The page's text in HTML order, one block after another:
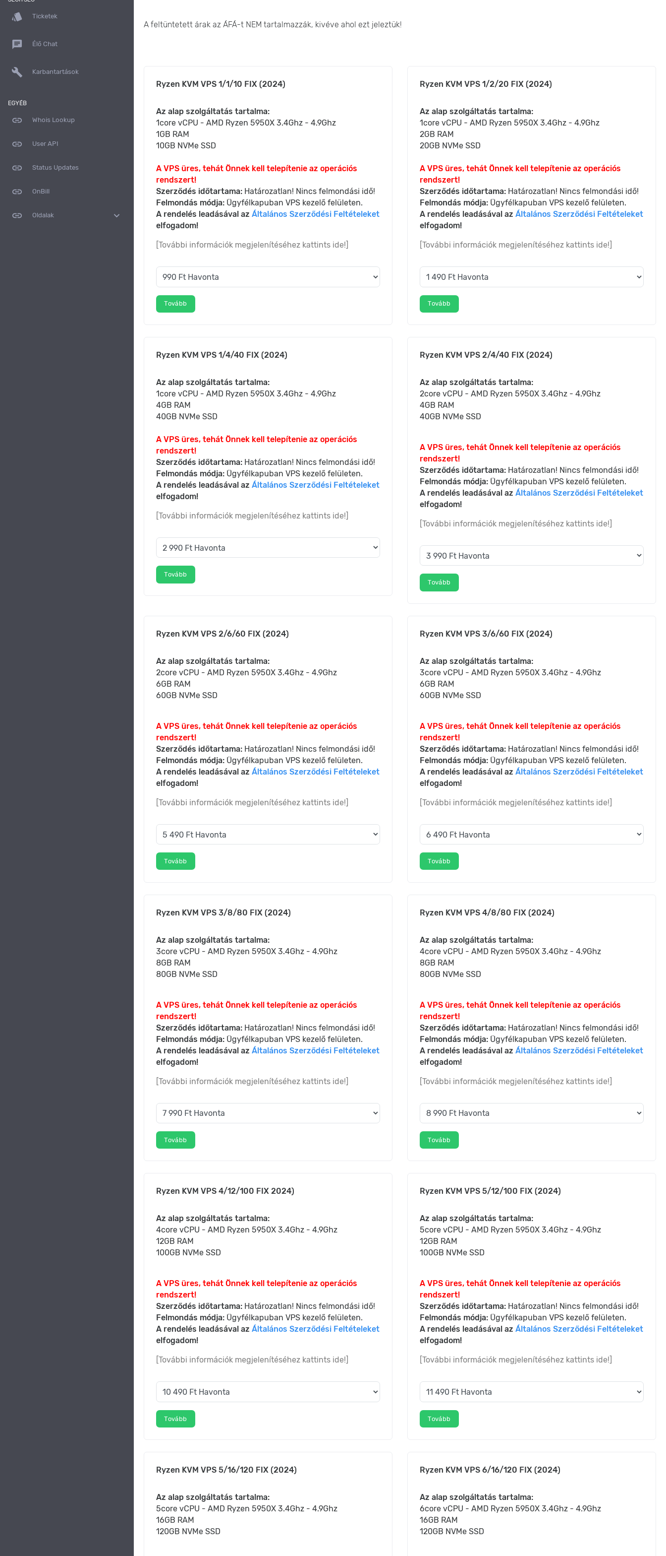
style Ticketek
chat Élő Chat
build Karbantartások
EGYÉB
link Whois Lookup
link User API
link Status Updates
link OnBill
link Oldalak expand_more
A feltüntetett árak az ÁFÁ-t NEM tartalmazzák, kivéve ahol ezt jeleztük!
Ryzen KVM VPS 1/1/10 FIX (2024)
Az alap szolgáltatás tartalma:
1core vCPU - AMD Ryzen 5950X 3.4Ghz - 4.9Ghz
1GB RAM
10GB NVMe SSD
A VPS üres, tehát Önnek kell telepítenie az operációs
rendszert!
Szerződés időtartama: Határozatlan! Nincs felmondási idő!
Felmondás módja: Ügyfélkapuban VPS kezelő felületen.
A rendelés leadásával azÁltalános Szerződési Feltételeket
elfogadom!
[További információk megjelenítéséhez kattints ide!]
Tovább
Ryzen KVM VPS 1/2/20 FIX (2024)
Az alap szolgáltatás tartalma:
1core vCPU - AMD Ryzen 5950X 3.4Ghz - 4.9Ghz
2GB RAM
20GB NVMe SSD
A VPS üres, tehát Önnek kell telepítenie az operációs
rendszert!
Szerződés időtartama: Határozatlan! Nincs felmondási idő!
Felmondás módja: Ügyfélkapuban VPS kezelő felületen.
A rendelés leadásával azÁltalános Szerződési Feltételeket
elfogadom!
[További információk megjelenítéséhez kattints ide!]
Tovább
Ryzen KVM VPS 1/4/40 FIX (2024)
Az alap szolgáltatás tartalma:
1core vCPU - AMD Ryzen 5950X 3.4Ghz - 4.9Ghz
4GB RAM
40GB NVMe SSD
A VPS üres, tehát Önnek kell telepítenie az operációs
rendszert!
Szerződés időtartama: Határozatlan! Nincs felmondási idő!
Felmondás módja: Ügyfélkapuban VPS kezelő felületen.
A rendelés leadásával azÁltalános Szerződési Feltételeket
elfogadom!
[További információk megjelenítéséhez kattints ide!]
Tovább
Ryzen KVM VPS 2/4/40 FIX (2024)
Az alap szolgáltatás tartalma:
2core vCPU - AMD Ryzen 5950X 3.4Ghz - 4.9Ghz
4GB RAM
40GB NVMe SSD
A VPS üres, tehát Önnek kell telepítenie az operációs
rendszert!
Szerződés időtartama: Határozatlan! Nincs felmondási idő!
Felmondás módja: Ügyfélkapuban VPS kezelő felületen.
A rendelés leadásával azÁltalános Szerződési Feltételeket
elfogadom!
[További információk megjelenítéséhez kattints ide!]
Tovább
Ryzen KVM VPS 2/6/60 FIX (2024)
Az alap szolgáltatás tartalma:
2core vCPU - AMD Ryzen 5950X 3.4Ghz - 4.9Ghz
6GB RAM
60GB NVMe SSD
A VPS üres, tehát Önnek kell telepítenie az operációs
rendszert!
Szerződés időtartama: Határozatlan! Nincs felmondási idő!
Felmondás módja: Ügyfélkapuban VPS kezelő felületen.
A rendelés leadásával azÁltalános Szerződési Feltételeket
elfogadom!
[További információk megjelenítéséhez kattints ide!]
Tovább
Ryzen KVM VPS 3/6/60 FIX (2024)
Az alap szolgáltatás tartalma:
3core vCPU - AMD Ryzen 5950X 3.4Ghz - 4.9Ghz
6GB RAM
60GB NVMe SSD
A VPS üres, tehát Önnek kell telepítenie az operációs
rendszert!
Szerződés időtartama: Határozatlan! Nincs felmondási idő!
Felmondás módja: Ügyfélkapuban VPS kezelő felületen.
A rendelés leadásával azÁltalános Szerződési Feltételeket
elfogadom!
[További információk megjelenítéséhez kattints ide!]
Tovább
Ryzen KVM VPS 3/8/80 FIX (2024)
Az alap szolgáltatás tartalma:
3core vCPU - AMD Ryzen 5950X 3.4Ghz - 4.9Ghz
8GB RAM
80GB NVMe SSD
A VPS üres, tehát Önnek kell telepítenie az operációs
rendszert!
Szerződés időtartama: Határozatlan! Nincs felmondási idő!
Felmondás módja: Ügyfélkapuban VPS kezelő felületen.
A rendelés leadásával azÁltalános Szerződési Feltételeket
elfogadom!
[További információk megjelenítéséhez kattints ide!]
Tovább
Ryzen KVM VPS 4/8/80 FIX (2024)
Az alap szolgáltatás tartalma:
4core vCPU - AMD Ryzen 5950X 3.4Ghz - 4.9Ghz
8GB RAM
80GB NVMe SSD
A VPS üres, tehát Önnek kell telepítenie az operációs
rendszert!
Szerződés időtartama: Határozatlan! Nincs felmondási idő!
Felmondás módja: Ügyfélkapuban VPS kezelő felületen.
A rendelés leadásával azÁltalános Szerződési Feltételeket
elfogadom!
[További információk megjelenítéséhez kattints ide!]
Tovább
Ryzen KVM VPS 4/12/100 FIX 2024)
Az alap szolgáltatás tartalma:
4core vCPU - AMD Ryzen 5950X 3.4Ghz - 4.9Ghz
12GB RAM
100GB NVMe SSD
A VPS üres, tehát Önnek kell telepítenie az operációs
rendszert!
Szerződés időtartama: Határozatlan! Nincs felmondási idő!
Felmondás módja: Ügyfélkapuban VPS kezelő felületen.
A rendelés leadásával azÁltalános Szerződési Feltételeket
elfogadom!
[További információk megjelenítéséhez kattints ide!]
Tovább
Ryzen KVM VPS 5/12/100 FIX (2024)
Az alap szolgáltatás tartalma:
5core vCPU - AMD Ryzen 5950X 3.4Ghz - 4.9Ghz
12GB RAM
100GB NVMe SSD
A VPS üres, tehát Önnek kell telepítenie az operációs
rendszert!
Szerződés időtartama: Határozatlan! Nincs felmondási idő!
Felmondás módja: Ügyfélkapuban VPS kezelő felületen.
A rendelés leadásával azÁltalános Szerződési Feltételeket
elfogadom!
[További információk megjelenítéséhez kattints ide!]
Tovább
Ryzen KVM VPS 5/16/120 FIX (2024)
Az alap szolgáltatás tartalma:
5core vCPU - AMD Ryzen 5950X 3.4Ghz - 4.9Ghz
16GB RAM
120GB NVMe SSD
Ryzen KVM VPS 6/16/120 FIX (2024)
Az alap szolgáltatás tartalma:
6core vCPU - AMD Ryzen 5950X 3.4Ghz - 4.9Ghz
16GB RAM
120GB NVMe SSD